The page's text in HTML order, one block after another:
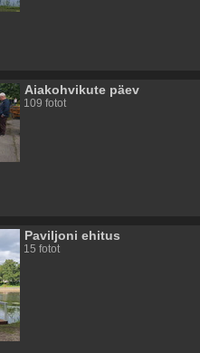
Aiakohvikute päev
109 fotot
Paviljoni ehitus
15 fotot